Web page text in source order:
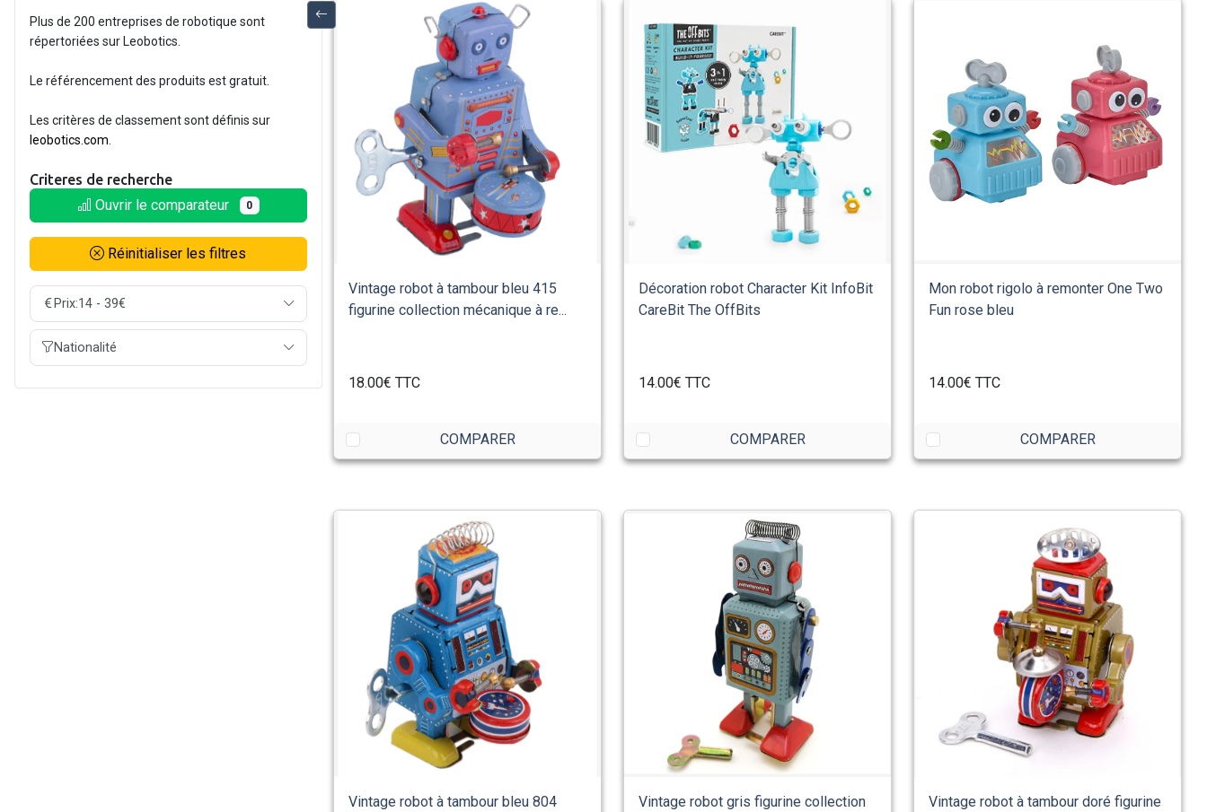
Plus de 200 entreprises de robotique sont
répertoriées sur Leobotics.
Le référencement des produits est gratuit.
Les critères de classement sont définis sur
leobotics.com
Criteres de recherche
Ouvrir le comparateur 0
Réinitialiser les filtres
Prix:14 - 39€
Nationalité
Vintage robot à tambour bleu 415
figurine collection mécanique à re...
18.00€ TTC
COMPARER
Décoration robot Character Kit InfoBit
CareBit The OffBits
14.00€ TTC
COMPARER
Mon robot rigolo à remonter One Two
Fun rose bleu
14.00€ TTC
COMPARER
Vintage robot à tambour bleu 804
Vintage robot gris figurine collection
Vintage robot à tambour doré figurine